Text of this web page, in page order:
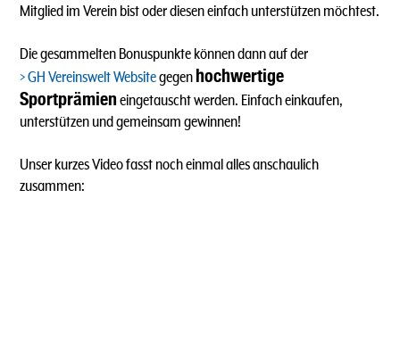
Mitglied im Verein bist oder diesen einfach unterstützen möchtest.
Die gesammelten Bonuspunkte können dann auf der
GH Vereinswelt Websitegegen hochwertige
Sportprämien eingetauscht werden. Einfach einkaufen,
unterstützen und gemeinsam gewinnen!
Unser kurzes Video fasst noch einmal alles anschaulich
zusammen: